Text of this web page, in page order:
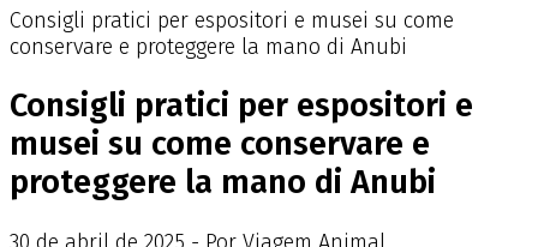
Consigli pratici per espositori e musei su come
conservare e proteggere la mano di Anubi
Consigli pratici per espositori e
musei su come conservare e
proteggere la mano di Anubi
30 de abril de 2025 - Por Viagem Animal